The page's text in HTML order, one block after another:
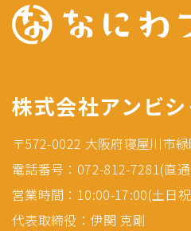
株式会社アンビ
〒572-0022 大阪府寝屋川市
電話番号：072-812-7281(直
営業時間：10:00-17:00(土日
代表取締役：伊関 克剛